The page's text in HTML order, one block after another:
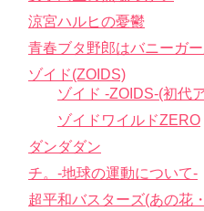
涼宮ハルヒの憂鬱
青春ブタ野郎はバニーガ
ゾイド(ZOIDS)
ゾイド -ZOIDS-(初代
ゾイドワイルドZERO
ダンダダン
チ。-地球の運動について-
超平和バスターズ(あの花